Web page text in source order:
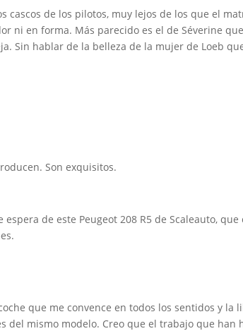
de los pilotos, muy lejos de los que el
ni en forma. Más parecido es el de Séverine
Sin hablar de la belleza de la mujer de Loeb
Son exquisitos.
de este Peugeot 208 R5 de Scaleauto,
que me convence en todos los sentidos y la
del mismo modelo. Creo que el trabajo que han